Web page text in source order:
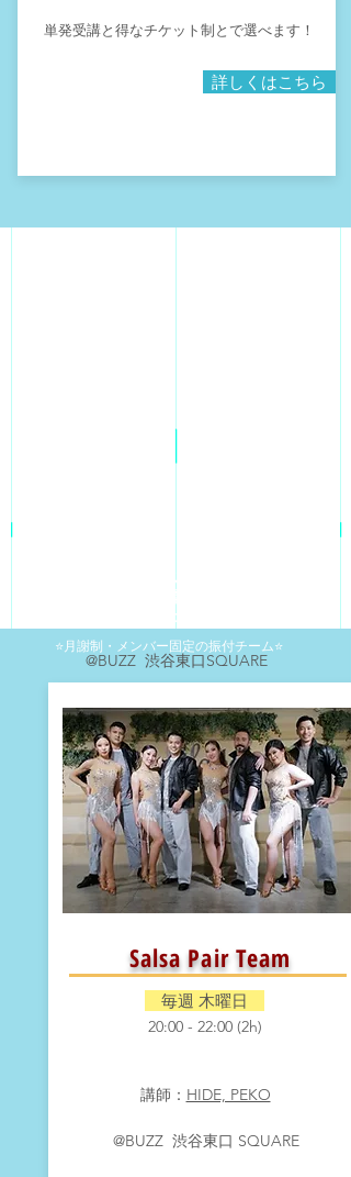
単発受講と得なチケット制とで選べます！
詳しくはこちら
​@BUZZ 渋谷東口SQUARE
​Salsa Pair Team
​ 毎週 木曜日
​20:00 - 22:00 (2h)
​講師： HIDE, PEKO
​@BUZZ 渋谷東口 SQUARE
​パフォーマンスをしてみたい、
よりカッコよく綺麗に踊れるようにな
りたい方はこちら！！
​⭐️月謝制・メンバー固定の振付チーム⭐️